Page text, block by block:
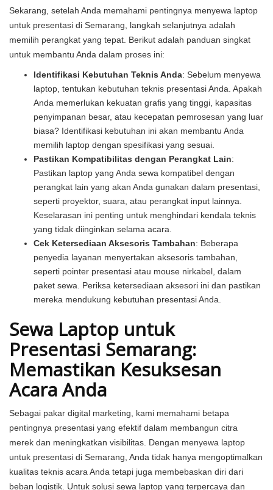
Sekarang, setelah Anda memahami pentingnya menyewa laptop
untuk presentasi di Semarang, langkah selanjutnya adalah
memilih perangkat yang tepat. Berikut adalah panduan singkat
untuk membantu Anda dalam proses ini:
Identifikasi Kebutuhan Teknis Anda: Sebelum menyewa
laptop, tentukan kebutuhan teknis presentasi Anda. Apakah
Anda memerlukan kekuatan grafis yang tinggi, kapasitas
penyimpanan besar, atau kecepatan pemrosesan yang luar
biasa? Identifikasi kebutuhan ini akan membantu Anda
memilih laptop dengan spesifikasi yang sesuai.
Pastikan Kompatibilitas dengan Perangkat Lain:
Pastikan laptop yang Anda sewa kompatibel dengan
perangkat lain yang akan Anda gunakan dalam presentasi,
seperti proyektor, suara, atau perangkat input lainnya.
Keselarasan ini penting untuk menghindari kendala teknis
yang tidak diinginkan selama acara.
Cek Ketersediaan Aksesoris Tambahan: Beberapa
penyedia layanan menyertakan aksesoris tambahan,
seperti pointer presentasi atau mouse nirkabel, dalam
paket sewa. Periksa ketersediaan aksesori ini dan pastikan
mereka mendukung kebutuhan presentasi Anda.
Sewa Laptop untuk
Presentasi Semarang:
Memastikan Kesuksesan
Acara Anda
Sebagai pakar digital marketing, kami memahami betapa
pentingnya presentasi yang efektif dalam membangun citra
merek dan meningkatkan visibilitas. Dengan menyewa laptop
untuk presentasi di Semarang, Anda tidak hanya mengoptimalkan
kualitas teknis acara Anda tetapi juga membebaskan diri dari
beban logistik. Untuk solusi sewa laptop yang terpercaya dan